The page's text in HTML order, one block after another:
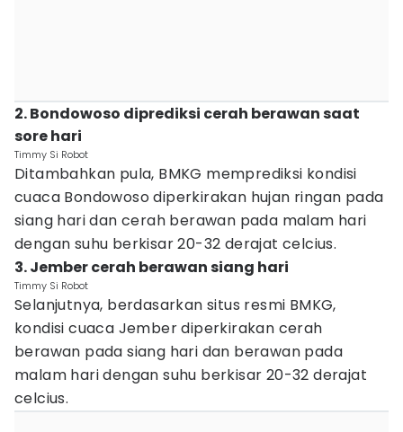
2. Bondowoso diprediksi cerah berawan saat
sore hari
Timmy Si Robot
Ditambahkan pula, BMKG memprediksi kondisi
cuaca Bondowoso diperkirakan hujan ringan pada
siang hari dan cerah berawan pada malam hari
dengan suhu berkisar 20-32 derajat celcius.
3. Jember cerah berawan siang hari
Timmy Si Robot
Selanjutnya, berdasarkan situs resmi BMKG,
kondisi cuaca Jember diperkirakan cerah
berawan pada siang hari dan berawan pada
malam hari dengan suhu berkisar 20-32 derajat
celcius.